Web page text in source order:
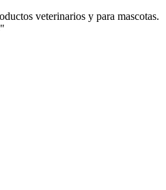
veterinarios y para mascotas.